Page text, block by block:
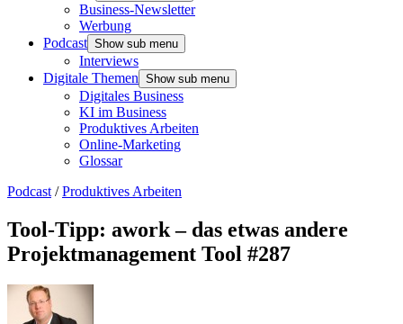
Business-Newsletter
Werbung
Podcast Show sub menu
Interviews
Digitale Themen Show sub menu
Digitales Business
KI im Business
Produktives Arbeiten
Online-Marketing
Glossar
Podcast /Produktives Arbeiten
Tool-Tipp: awork – das etwas andere
Projektmanagement Tool #287